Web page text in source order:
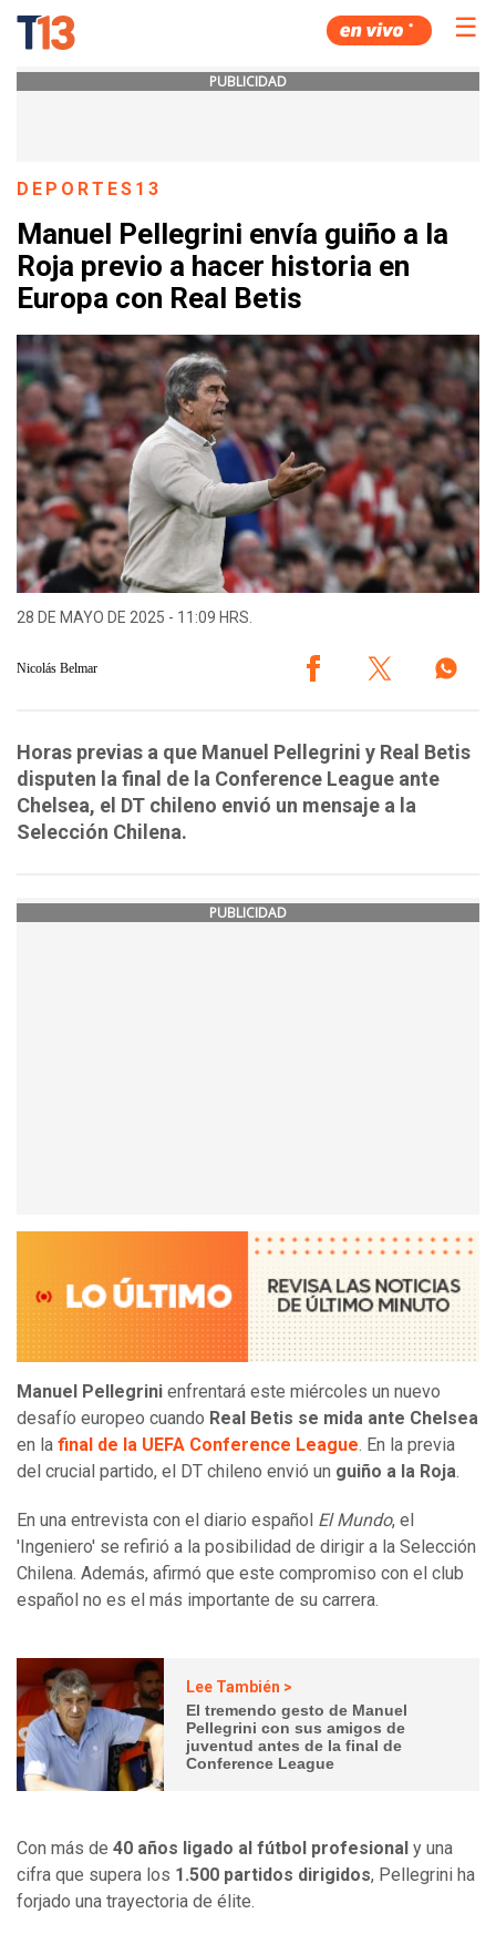
☰
PUBLICIDAD
DEPORTES13
Manuel Pellegrini envía guiño a la
Roja previo a hacer historia en
Europa con Real Betis
28 DE MAYO DE 2025 - 11:09 HRS.
Nicolás Belmar
Horas previas a que Manuel Pellegrini y Real Betis
disputen la final de la Conference League ante
Chelsea, el DT chileno envió un mensaje a la
Selección Chilena.
PUBLICIDAD
Manuel Pellegrini enfrentará este miércoles un nuevo
desafío europeo cuando Real Betis se mida ante Chelsea
en la final de la UEFA Conference League. En la previa
del crucial partido, el DT chileno envió un guiño a la Roja.
En una entrevista con el diario español El Mundo, el
'Ingeniero' se refirió a la posibilidad de dirigir a la Selección
Chilena. Además, afirmó que este compromiso con el club
español no es el más importante de su carrera.
Lee También >
El tremendo gesto de Manuel
Pellegrini con sus amigos de
juventud antes de la final de
Conference League
Con más de 40 años ligado al fútbol profesional y una
cifra que supera los 1.500 partidos dirigidos, Pellegrini ha
forjado una trayectoria de élite.